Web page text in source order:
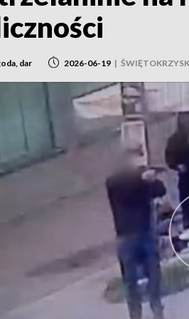
dar 2026-06-19 |